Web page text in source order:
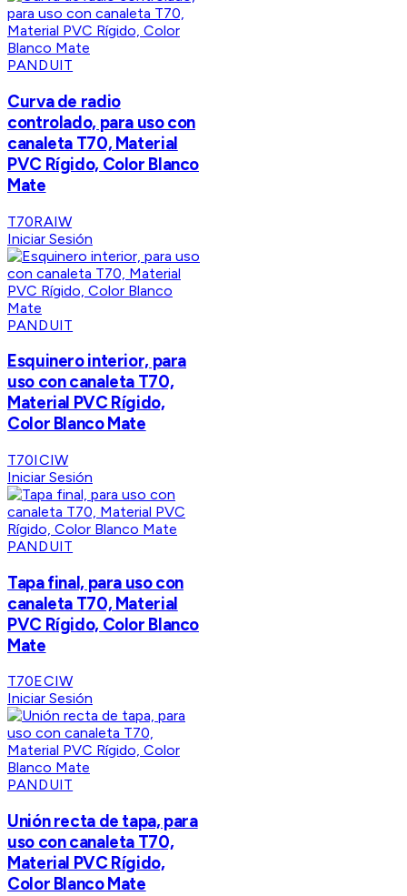
PANDUIT
Curva de radio
controlado, para uso con
canaleta T70, Material
PVC Rígido, Color Blanco
Mate
T70RAIW
Iniciar Sesión
PANDUIT
Esquinero interior, para
uso con canaleta T70,
Material PVC Rígido,
Color Blanco Mate
T70ICIW
Iniciar Sesión
PANDUIT
Tapa final, para uso con
canaleta T70, Material
PVC Rígido, Color Blanco
Mate
T70ECIW
Iniciar Sesión
PANDUIT
Unión recta de tapa, para
uso con canaleta T70,
Material PVC Rígido,
Color Blanco Mate